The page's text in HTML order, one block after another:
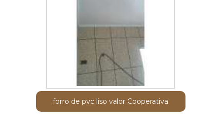
forro de pvc liso valor Cooperativa